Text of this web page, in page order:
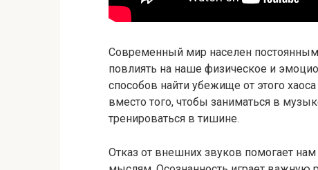
Современный мир населен
повлиять на наше физическое и
способов найти убежище от этого
вместо того, чтобы заниматься в
тренироваться в тишине.
Отказ от внешних звуков помогает